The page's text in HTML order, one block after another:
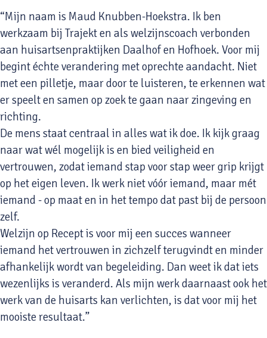
“Mijn naam is Maud Knubben-Hoekstra. Ik ben
werkzaam bij Trajekt en als welzijnscoach verbonden
aan huisartsenpraktijken Daalhof en Hofhoek. Voor mij
begint échte verandering met oprechte aandacht. Niet
met een pilletje, maar door te luisteren, te erkennen wat
er speelt en samen op zoek te gaan naar zingeving en
richting.
De mens staat centraal in alles wat ik doe. Ik kijk graag
naar wat wél mogelijk is en bied veiligheid en
vertrouwen, zodat iemand stap voor stap weer grip krijgt
op het eigen leven. Ik werk niet vóór iemand, maar mét
iemand - op maat en in het tempo dat past bij de persoon
zelf.
Welzijn op Recept is voor mij een succes wanneer
iemand het vertrouwen in zichzelf terugvindt en minder
afhankelijk wordt van begeleiding. Dan weet ik dat iets
wezenlijks is veranderd. Als mijn werk daarnaast ook het
werk van de huisarts kan verlichten, is dat voor mij het
mooiste resultaat.”